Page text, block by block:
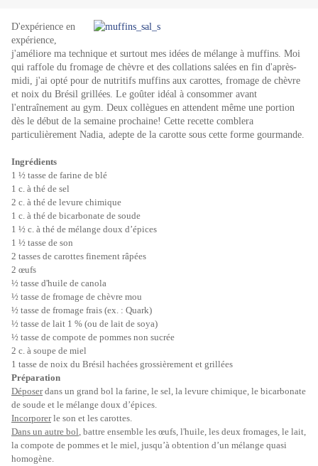
D'expérience en
expérience,
j'améliore ma technique et surtout mes idées de mélange à muffins. Moi
qui raffole du fromage de chèvre et des collations salées en fin d'après-
midi, j'ai opté pour de nutritifs muffins aux carottes, fromage de chèvre
et noix du Brésil grillées. Le goûter idéal à consommer avant
l'entraînement au gym. Deux collègues en attendent même une portion
dès le début de la semaine prochaine! Cette recette comblera
particulièrement Nadia, adepte de la carotte sous cette forme gourmande.
Ingrédients
1 ½ tasse de farine de blé
1 c. à thé de sel
2 c. à thé de levure chimique
1 c. à thé de bicarbonate de soude
1 ½ c. à thé de mélange doux d’épices
1 ½ tasse de son
2 tasses de carottes finement râpées
2 œufs
½ tasse d'huile de canola
½ tasse de fromage de chèvre mou
½ tasse de fromage frais (ex. : Quark)
½ tasse de lait 1 % (ou de lait de soya)
½ tasse de compote de pommes non sucrée
2 c. à soupe de miel
1 tasse de noix du Brésil hachées grossièrement et grillées
Préparation
Déposerdans un grand bol la farine, le sel, la levure chimique, le bicarbonate
de soude et le mélange doux d’épices.
Incorporerle son et les carottes.
Dans un autre bol, battre ensemble les œufs, l'huile, les deux fromages, le lait,
la compote de pommes et le miel, jusqu’à obtention d’un mélange quasi
homogène.